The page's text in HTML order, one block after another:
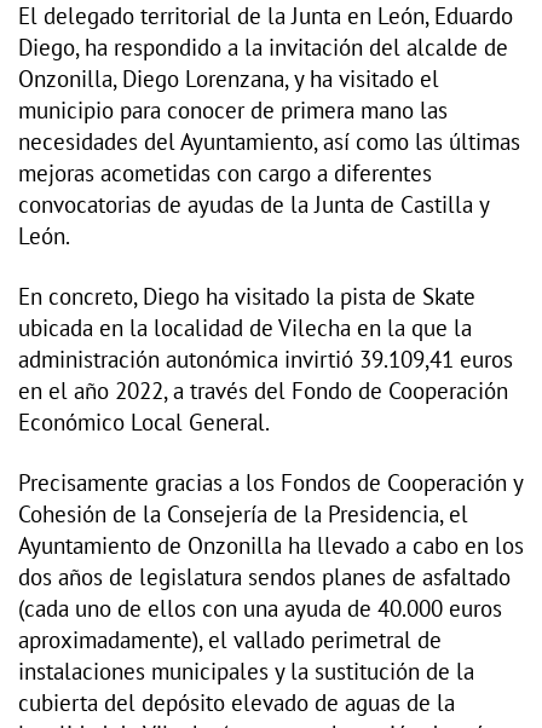
El delegado territorial de la Junta en León, Eduardo
Diego, ha respondido a la invitación del alcalde de
Onzonilla, Diego Lorenzana, y ha visitado el
municipio para conocer de primera mano las
necesidades del Ayuntamiento, así como las últimas
mejoras acometidas con cargo a diferentes
convocatorias de ayudas de la Junta de Castilla y
León.
En concreto, Diego ha visitado la pista de Skate
ubicada en la localidad de Vilecha en la que la
administración autonómica invirtió 39.109,41 euros
en el año 2022, a través del Fondo de Cooperación
Económico Local General.
Precisamente gracias a los Fondos de Cooperación y
Cohesión de la Consejería de la Presidencia, el
Ayuntamiento de Onzonilla ha llevado a cabo en los
dos años de legislatura sendos planes de asfaltado
(cada uno de ellos con una ayuda de 40.000 euros
aproximadamente), el vallado perimetral de
instalaciones municipales y la sustitución de la
cubierta del depósito elevado de aguas de la